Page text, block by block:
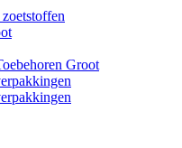
Groot